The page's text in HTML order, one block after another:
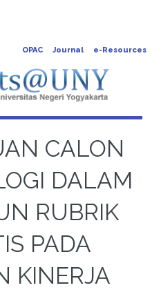
OPAC Journal e-Resources
CALON
DALAM
RUBRIK
PADA
KINERJA